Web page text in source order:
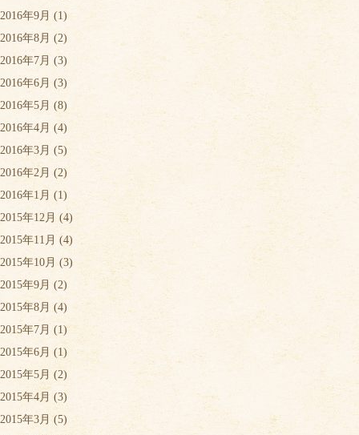
2016年9月 (1)
2016年8月 (2)
2016年7月 (3)
2016年6月 (3)
2016年5月 (8)
2016年4月 (4)
2016年3月 (5)
2016年2月 (2)
2016年1月 (1)
2015年12月 (4)
2015年11月 (4)
2015年10月(3)
2015年9月 (2)
2015年8月 (4)
2015年7月 (1)
2015年6月 (1)
2015年5月(2)
2015年4月 (3)
2015年3月 (5)